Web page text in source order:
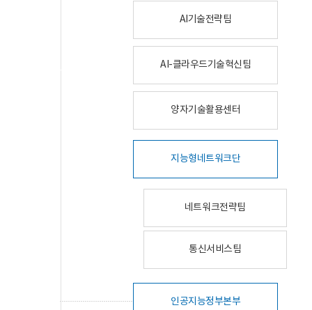
AI기술전략팀
AI-클라우드기술혁신팀
양자기술활용센터
지능형네트워크단
네트워크전략팀
통신서비스팀
인공지능정부본부